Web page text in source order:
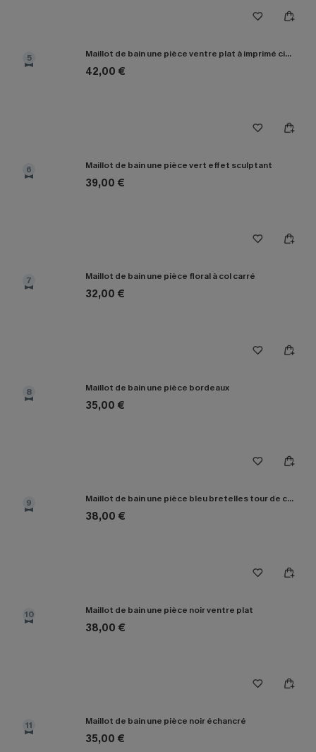
5 Maillot de bain une pièce ventre plat à imprimé ciel abstrait
42,00 €
6 Maillot de bain une pièce vert effet sculptant
39,00 €
7 Maillot de bain une pièce floral à col carré
32,00 €
8 Maillot de bain une pièce bordeaux
35,00 €
9 Maillot de bain une pièce bleu bretelles tour de cou
38,00 €
10 Maillot de bain une pièce noir ventre plat
38,00 €
11 Maillot de bain une pièce noir échancré
35,00 €